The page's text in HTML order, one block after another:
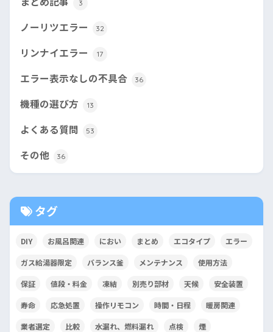
3
ノーリツエラー 32
リンナイエラー 17
エラー表示なしの不具合 36
機種の選び方 13
よくある質問 53
その他 36
タグ
DIY お風呂関連 におい まとめ エコタイプ エラー
ガス給湯器限定 バランス釜 メンテナンス 使用方法
保証 値段・料金 凍結 別売り部材 天候 安全装置
寿命 応急処置 操作リモコン 時間・日程 暖房関連
業者選定 比較 水漏れ、燃料漏れ 点検 煙